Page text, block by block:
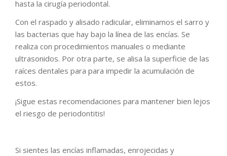
hasta la cirugía periodontal.
Con el raspado y alisado radicular, eliminamos el sarro y
las bacterias que hay bajo la línea de las encías. Se
realiza con procedimientos manuales o mediante
ultrasonidos. Por otra parte, se alisa la superficie de las
raíces dentales para para impedir la acumulación de
estos.
¡Sigue estas recomendaciones para mantener bien lejos
el riesgo de periodontitis!
Si sientes las encías inflamadas, enrojecidas y